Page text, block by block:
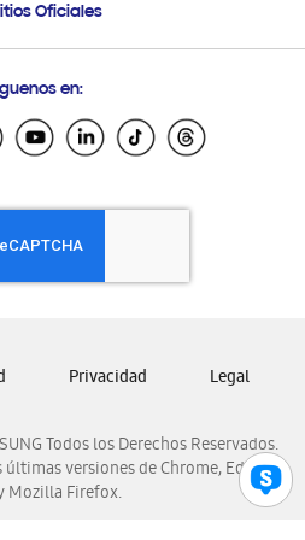
de Compra
vía eMail
Oficiales
Ecuador
El Salvador
Honduras
Nicaragua
Panamá
Venezuela
en:
Todos los Derechos Reservados.
versiones de Chrome, Edge,
Mozilla Firefox.
Privacidad Legal